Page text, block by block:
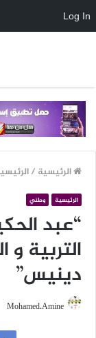
الرئيسية /
الرئيسية وطني
“عبد
التربية
دينيس”
Mohamed.Amine
Log In